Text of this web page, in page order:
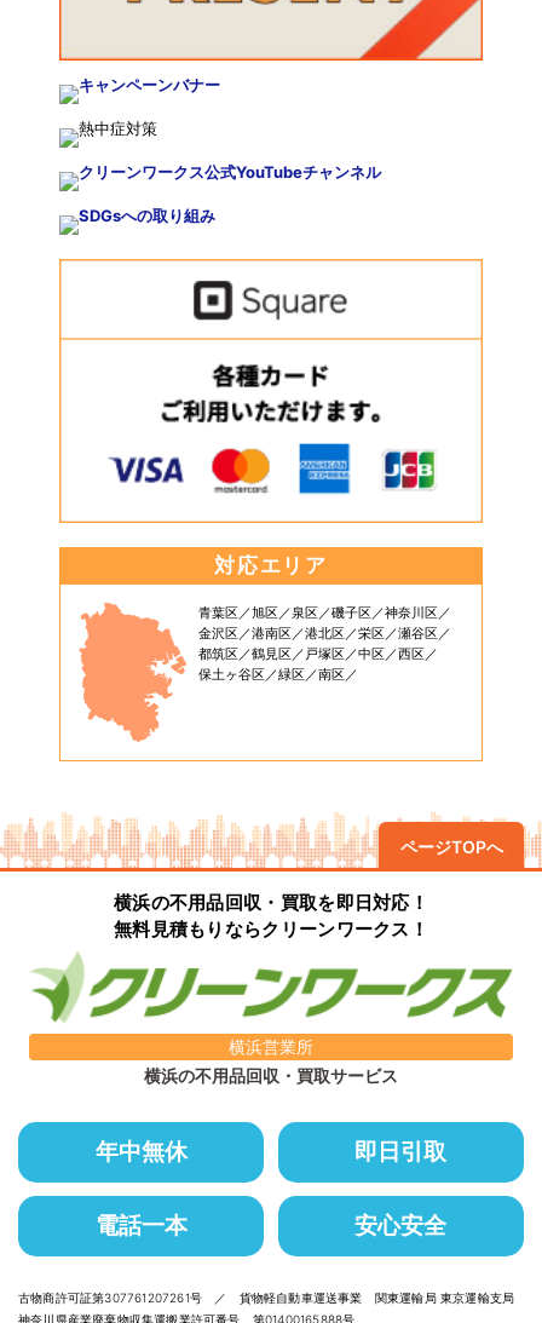
対応エリア
青葉区 旭区 泉区 磯子区
神奈川区
金沢区
港南区 港北区 栄区
瀬谷区
都筑区
鶴見区 戸塚区 中区
西区
保土ヶ谷区
緑区 南区
ページTOPへ
横浜の不用品回収・買取を即日対応！
無料見積もりならクリーンワークス！
横浜営業所
横浜の不用品回収・買取サービス
年中無休 即日引取
電話一本 安心安全
古物商許可証第307761207261号 ／ 貨物軽自動車運送事業 関東運輸局 東京運輸支局
神奈川県産業廃棄物収集運搬業許可番号 第01400165888号